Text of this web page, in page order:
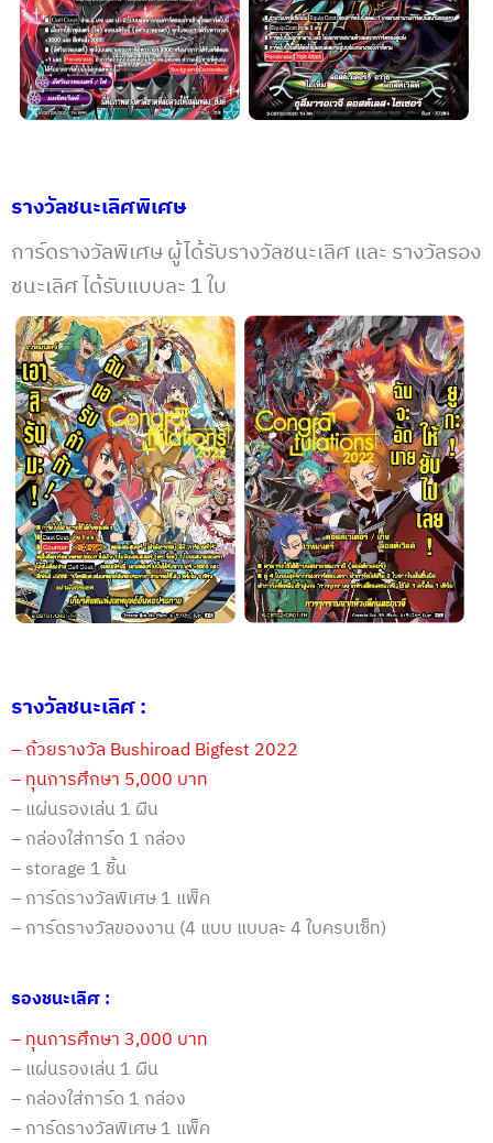
รางวัลชนะเลิศพิเศษ
การ์ดรางวัลพิเศษ ผู้ได้รับรางวัลชนะเลิศ และ รางวัลรอง
ชนะเลิศ ได้รับแบบละ 1 ใบ
รางวัลชนะเลิศ :
– ถ้วยรางวัล Bushiroad Bigfest 2022
– ทุนการศึกษา 5,000 บาท
– แผ่นรองเล่น 1 ผืน
–กล่องใส่การ์ด 1 กล่อง
–storage 1 ชิ้น
– การ์ดรางวัลพิเศษ 1 แพ็ค
– การ์ดรางวัลของงาน (4 แบบ แบบละ 4 ใบครบเซ็ท)
รองชนะเลิศ :
– ทุนการศึกษา 3,000 บาท
– แผ่นรองเล่น 1 ผืน
–กล่องใส่การ์ด 1 กล่อง
– การ์ดรางวัลพิเศษ 1 แพ็ค